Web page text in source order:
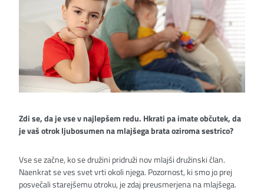
Zdi se, da je vse v najlepšem redu. Hkrati pa imate občutek, da
je vaš otrok ljubosumen na mlajšega brata oziroma sestrico?
Vse se začne, ko se družini pridruži nov mlajši družinski član.
Naenkrat se ves svet vrti okoli njega. Pozornost, ki smo jo prej
posvečali starejšemu otroku, je zdaj preusmerjena na mlajšega.